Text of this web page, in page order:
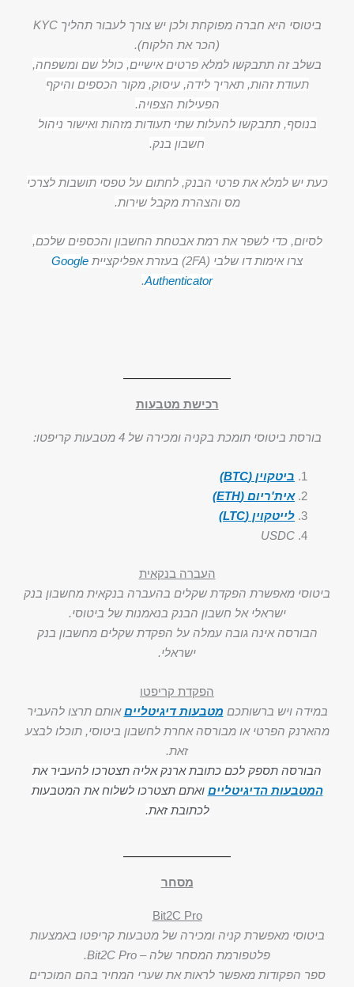
ביטוסי היא חברה מפוקחת ולכן יש צורך לעבור תהליך KYC
(הכר את הלקוח).
בשלב זה תתבקשו למלא פרטים אישיים, כולל שם ומשפחה,
תעודת זהות, תאריך לידה, עיסוק, מקור הכספים והיקף
הפעילות הצפויה.
בנוסף, תתבקשו להעלות שתי תעודות מזהות ואישור ניהול
חשבון בנק.
כעת יש למלא את פרטי הבנק, לחתום על טפסי תושבות לצרכי
מס והצהרת מקבל שירות.
לסיום, כדי לשפר את רמת אבטחת החשבון והכספים שלכם,
צרו אימות דו שלבי (2FA) בעזרת אפליקציית
Google
Authenticator
.
רכישת מטבעות
בורסת ביטוסי תומכת בקניה ומכירה של 4 מטבעות קריפטו:
ביטקוין (BTC)
אית'ריום (ETH)
לייטקוין (LTC)
USDC
העברה בנקאית
ביטוסי מאפשרת הפקדת שקלים בהעברה בנקאית מחשבון בנק
ישראלי אל חשבון הבנק בנאמנות של ביטוסי.
הבורסה אינה גובה עמלה על הפקדת שקלים מחשבון בנק
ישראלי.
הפקדת קריפטו
במידה ויש ברשותכם מטבעות דיגיטלייםאותם תרצו להעביר
מהארנק הפרטי או מבורסה אחרת לחשבון ביטוסי, תוכלו לבצע
זאת.
הבורסה תספק לכם כתובת ארנק אליה תצטרכו להעביר את
המטבעות הדיגיטליים ואתם תצטרכו לשלוח את המטבעות
לכתובת זאת.
מסחר
Bit2C Pro
ביטוסי מאפשרת קניה ומכירה של מטבעות קריפטו באמצעות
פלטפורמת המסחר שלה – Bit2C Pro.
ספר הפקודות מאפשר לראות את שערי המחיר בהם המוכרים